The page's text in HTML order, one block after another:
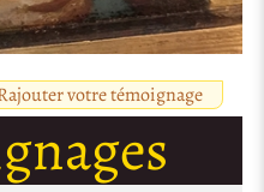
votre témoignage